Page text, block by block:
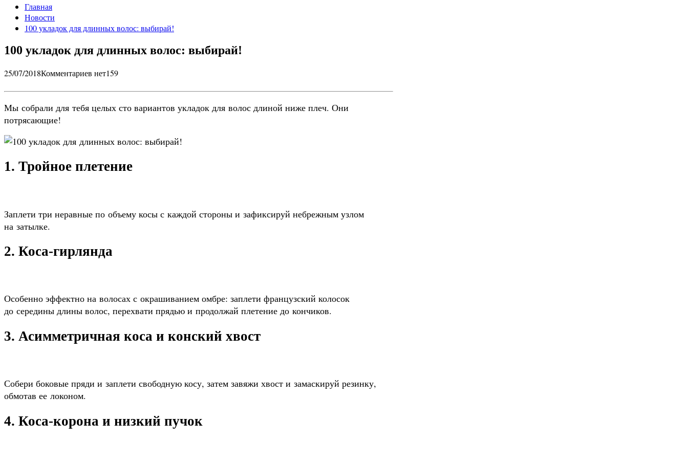
Главная
Новости
100 укладок для длинных волос: выбирай!
100 укладок для длинных волос: выбирай!
25/07/2018Комментариев нет159
Мы собрали для тебя целых сто вариантов укладок для волос длиной ниже плеч. Они
потрясающие!
1. Тройное плетение
Заплети три неравные по объему косы с каждой стороны и зафиксируй небрежным узлом
на затылке.
2. Коса-гирлянда
Особенно эффектно на волосах с окрашиванием омбре: заплети французский колосок
до середины длины волос, перехвати прядью и продолжай плетение до кончиков.
3. Асимметричная коса и конский хвост
Собери боковые пряди и заплети свободную косу, затем завяжи хвост и замаскируй резинку,
обмотав ее локоном.
4. Коса-корона и низкий пучок